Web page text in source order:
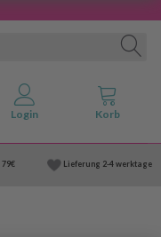
79€ Lieferung 2-4 werktage